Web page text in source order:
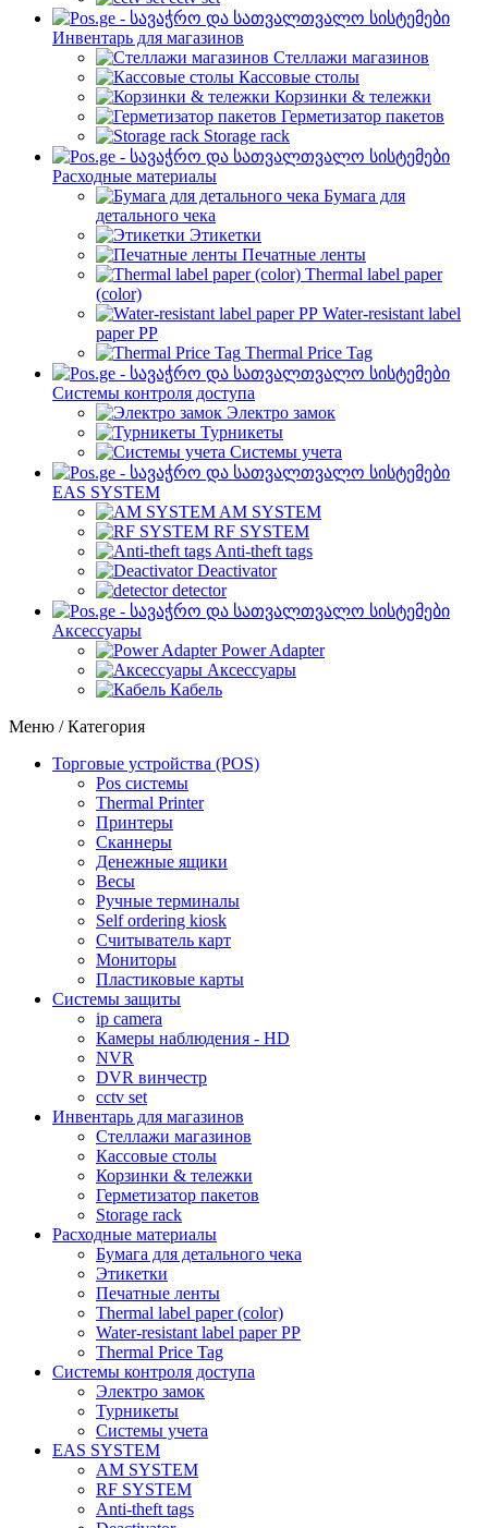
Инвентарь для магазинов
Стеллажи магазинов
Кассовые столы
Корзинки & тележки
Герметизатор пакетов
Storage rack
Расходные материалы
Бумага для
детального чека
Этикетки
Печатные ленты
Thermal label paper
(color)
Water-resistant label
paper PP
Thermal Price Tag
Системы контроля доступа
Электро замок
Турникеты
Cистемы учета
EAS SYSTEM
AM SYSTEM
RF SYSTEM
Anti-theft tags
Deactivator
detector
Аксессуары
Power Adapter
Аксессуары
Кабель
Меню / Категория
Торговые устройства (POS)
Pos системы
Thermal Printer
Принтеры
Сканнеры
Денежные ящики
Весы
Ручные терминалы
Self ordering kiosk
Считыватель карт
Мониторы
Пластиковые карты
Cистемы защиты
ip camera
Камеры наблюдения - HD
NVR
DVR винчестр
cctv set
Инвентарь для магазинов
Стеллажи магазинов
Кассовые столы
Корзинки & тележки
Герметизатор пакетов
Storage rack
Расходные материалы
Бумага для детального чека
Этикетки
Печатные ленты
Thermal label paper (color)
Water-resistant label paper PP
Thermal Price Tag
Системы контроля доступа
Электро замок
Турникеты
Cистемы учета
EAS SYSTEM
AM SYSTEM
RF SYSTEM
Anti-theft tags